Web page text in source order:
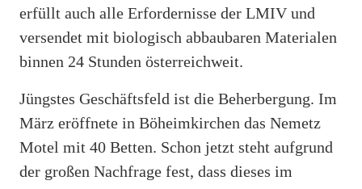
erfüllt auch alle Erfordernisse der LMIV und
versendet mit biologisch abbaubaren Materialen
binnen 24 Stunden österreichweit.
Jüngstes Geschäftsfeld ist die Beherbergung. Im
März eröffnete in Böheimkirchen das Nemetz
Motel mit 40 Betten. Schon jetzt steht aufgrund
der großen Nachfrage fest, dass dieses im